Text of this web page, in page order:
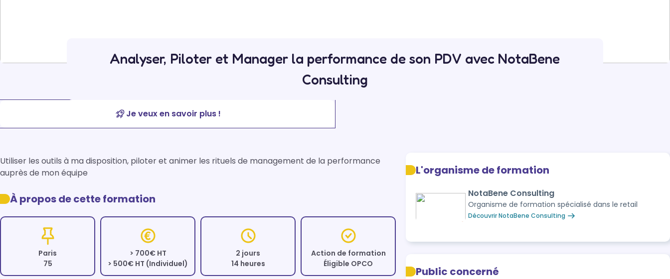
Analyser, Piloter et Manager la performance de son PDV avec NotaBene
Consulting
Je veux en savoir plus !
Utiliser les outils à ma disposition, piloter et animer les rituels de management de la performance
auprès de mon équipe
À propos de cette formation
Paris
75
> 700€ HT
> 500€ HT (Individuel)
2 jours
14 heures
Action de formation
Éligible OPCO
L'organisme de formation
NotaBene Consulting
Organisme de formation spécialisé dans le retail
Découvrir NotaBene Consulting
Public concerné